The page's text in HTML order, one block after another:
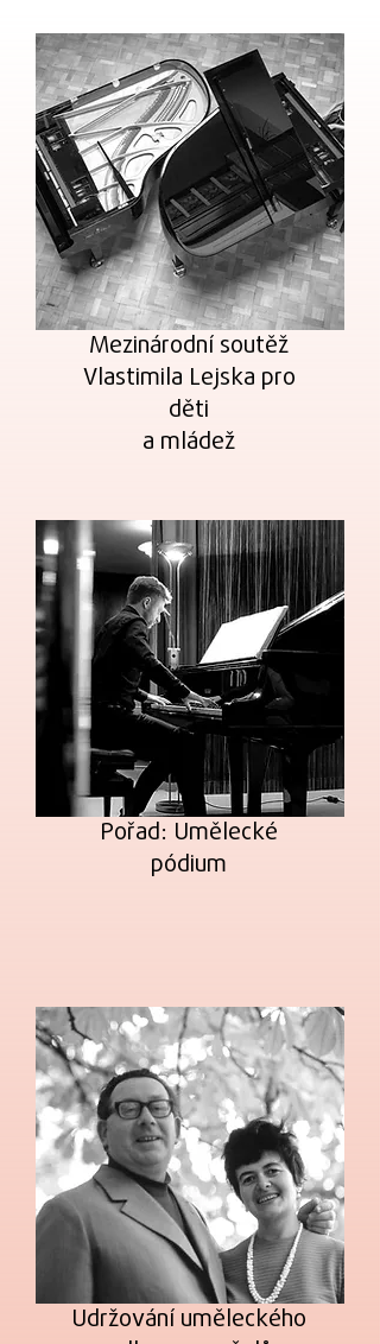
Mezinárodní soutěž
Vlastimila Lejska pro
děti
a mládež
Pořad: Umělecké
pódium
Udržování uměleckého